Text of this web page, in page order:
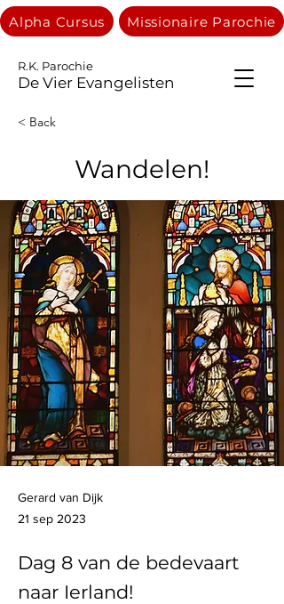
R.K. Parochie
De Vier Evangelisten
Alpha Cursus Missionaire Parochie
< Back
Wandelen!
Gerard van Dijk
21 sep 2023
Dag 8 van de bedevaart
naar Ierland!